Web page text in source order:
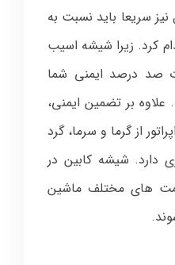
سریعا باید نسبت به
کرد. زیرا شیشه اسیب
صد درصد ایمنی شما
بر تضمین ایمنی،
از گرما و سرما، گرد
دارد. شیشه کابین در
های مختلف ماشین